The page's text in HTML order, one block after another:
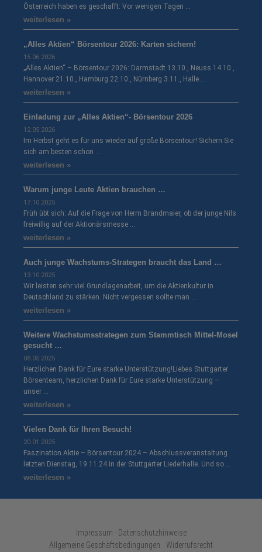
Österreich haben es geschafft: Vor wenigen Tagen …
weiterlesen »
„Alles Aktien“ Börsentour 2026: Karten sichern!
15.06.2026
„Alles Aktien“ – Börsentour 2026: Darmstadt 13.10., Neuss 14.10.,
Hannover 21.10., Hamburg 22.10., Nürnberg 3.11., Halle …
weiterlesen »
Einladung zur „Alles Aktien“- Börsentour 2026
12.05.2026
Im Herbst geht es für uns wieder auf große Börsentour! Sichern Sie
sich am besten schon …
weiterlesen »
Warum junge Leute Aktien brauchen …
17.10.2025
Früh übt sich: Auf die Frage von Herrn Brandmaier, ob der junge Nils
freiwillig auf der Aktionärsmesse …
weiterlesen »
Auch junge Wachstums-Strategen braucht das Land …
13.10.2025
Wir leisten sehr viel Grundlagenarbeit, um die Aktienkultur in
Deutschland zu stärken. Nicht vergessen sollte man …
weiterlesen »
Weitere Wachstumsstrategen zum Stammtisch Mittel-Mosel
gesucht …
08.05.2025
Herzlichen Dank für Eure starke Unterstützung!Liebes Stuttgarter
Börsenteam, herzlichen Dank für Eure starke Unterstützung –
unser …
weiterlesen »
Vielen Dank für Ihren Besuch!
20.01.2025
Faszination Aktie – Börsentour 2024 – Abschlussveranstaltung
letzten Dienstag, 19.11.24 in der Stuttgarter Liederhalle. Und so …
weiterlesen »
Impressum · Datenschutzhinweise
Allgemeine Geschäftsbedingungen
Widerrufsrecht